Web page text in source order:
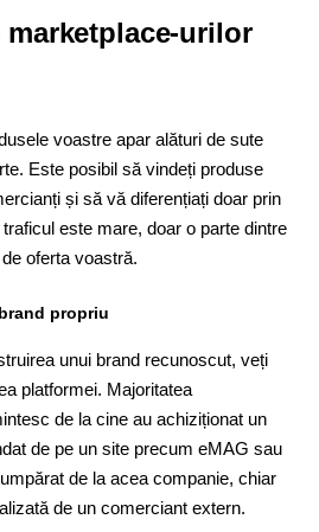
marketplace-urilor
voastre apar alături de sute
Este posibil să vindeți produse
și să vă diferențiați doar prin
este mare, doar o parte dintre
oferta voastră.
propriu
unui brand recunoscut, veți
platformei. Majoritatea
de la cine au achiziționat un
de pe un site precum eMAG sau
de la acea companie, chiar
de un comerciant extern.